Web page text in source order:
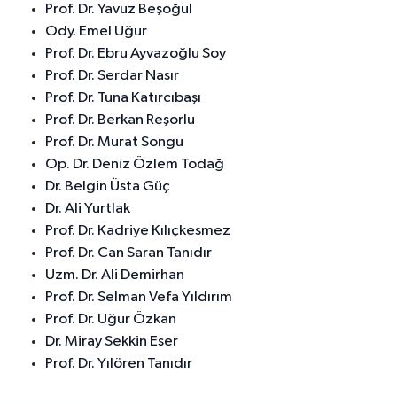
Prof. Dr. Yavuz Beşoğul
Ody. Emel Uğur
Prof. Dr. Ebru Ayvazoğlu Soy
Prof. Dr. Serdar Nasır
Prof. Dr. Tuna Katırcıbaşı
Prof. Dr. Berkan Reşorlu
Prof. Dr. Murat Songu
Op. Dr. Deniz Özlem Todağ
Dr. Belgin Üsta Güç
Dr. Ali Yurtlak
Prof. Dr. Kadriye Kılıçkesmez
Prof. Dr. Can Saran Tanıdır
Uzm. Dr. Ali Demirhan
Prof. Dr. Selman Vefa Yıldırım
Prof. Dr. Uğur Özkan
Dr. Miray Sekkin Eser
Prof. Dr. Yılören Tanıdır